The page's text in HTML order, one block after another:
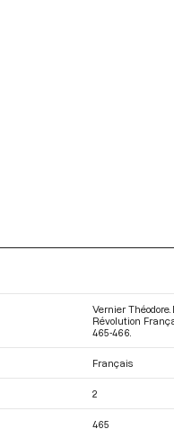
Vernier
Révolution
465-466.
Français
2
465